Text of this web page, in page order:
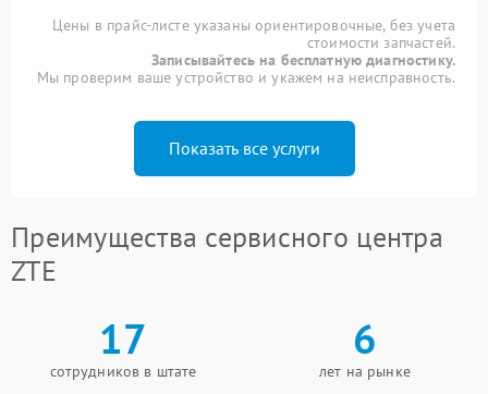
Цены в прайс-листе указаны ориентировочные, без учета
стоимости запчастей.
Записывайтесь на бесплатную диагностику.
Мы проверим ваше устройство и укажем на неисправность.
Показать все услуги
Преимущества сервисного центра
ZTE
17
сотрудников в штате
6
лет на рынке